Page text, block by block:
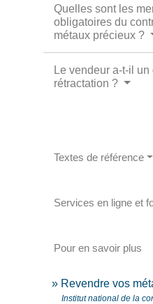
Quelles sont les
obligatoires du
métaux précieux ?
Le vendeur a-t-il un
rétractation ?
Textes de référence
Services en ligne et
Pour en savoir plus
Revendre vos
Institut national de la